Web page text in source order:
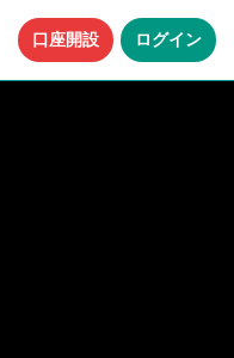
口座開設 ログイン